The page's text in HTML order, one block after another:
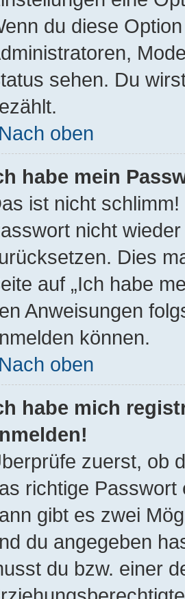
du diese
sehen. Du
Nach oben
habe mein
ist nicht
nicht
Dies
auf „Ich habe
Anweisungen
können.
Nach oben
habe mich
zuerst, ob
richtige Passwort
gibt es zwei
du angegeben
du bzw. einer